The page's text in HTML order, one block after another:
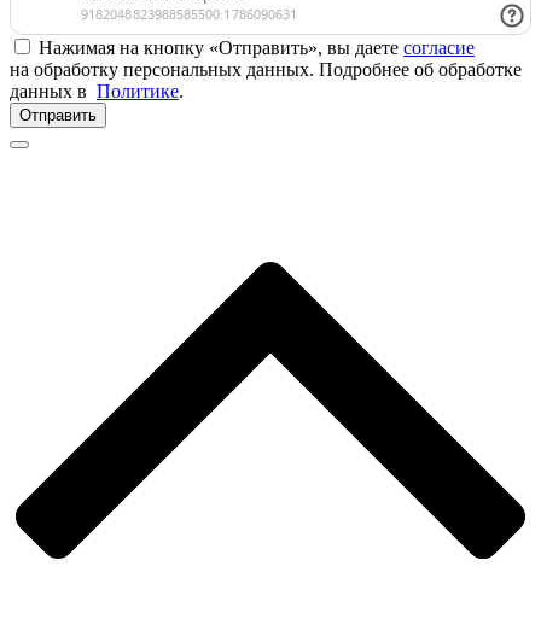
Нажимая на кнопку «Отправить», вы даете согласие
на обработку персональных данных. Подробнее об обработке
данных в Политике.
Отправить